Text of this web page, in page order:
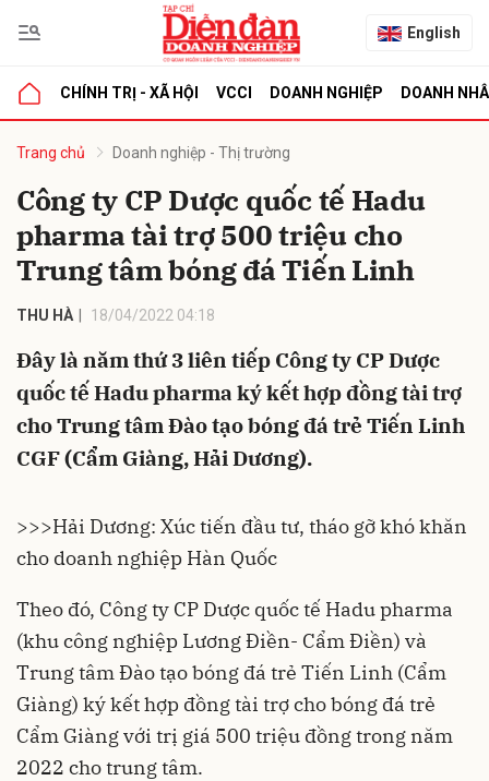
English
CHÍNH TRỊ - XÃ HỘI VCCI DOANH NGHIỆP DOANH
Trang chủ Doanh nghiệp - Thị trường
Công ty CP Dược quốc tế Hadu
pharma tài trợ 500 triệu cho
Trung tâm bóng đá Tiến Linh
THU HÀ 18/04/2022 04:18
Đây là năm thứ 3 liên tiếp Công ty CP Dược
quốc tế Hadu pharma ký kết hợp đồng tài trợ
cho Trung tâm Đào tạo bóng đá trẻ Tiến Linh
CGF (Cẩm Giàng, Hải Dương).
>>>Hải Dương: Xúc tiến đầu tư, tháo gỡ khó khăn
cho doanh nghiệp Hàn Quốc
Theo đó, Công ty CP Dược quốc tế Hadu pharma
(khu công nghiệp Lương Điền- Cẩm Điền) và
Trung tâm Đào tạo bóng đá trẻ Tiến Linh (Cẩm
Giàng) ký kết hợp đồng tài trợ cho bóng đá trẻ
Cẩm Giàng với trị giá 500 triệu đồng trong năm
2022 cho trung tâm.
luận
Hủy